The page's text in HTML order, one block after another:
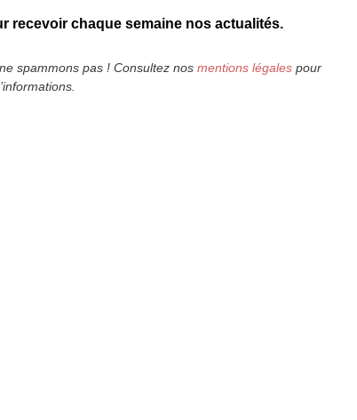
recevoir chaque semaine nos actualités.
spammons pas ! Consultez nos mentions légalespour